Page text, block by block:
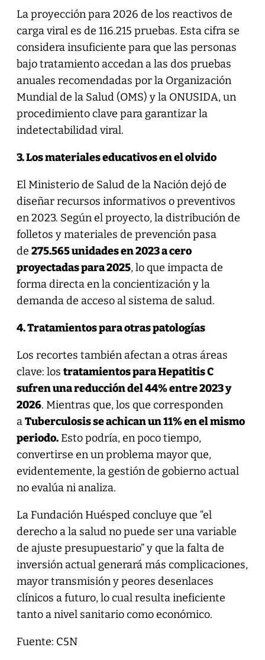
La proyección para 2026 de los reactivos de
carga viral es de 116.215 pruebas. Esta cifra se
considera insuficiente para que las personas
bajo tratamiento accedan a las dos pruebas
anuales recomendadas por la Organización
Mundial de la Salud (OMS) y la ONUSIDA, un
procedimiento clave para garantizar la
indetectabilidad viral.
3. Los materiales educativos en el olvido
El Ministerio de Salud de la Nación dejó de
diseñar recursos informativos o preventivos
en 2023. Según el proyecto, la distribución de
folletos y materiales de prevención pasa
de 275.565 unidades en 2023 a cero
proyectadas para 2025, lo que impacta de
forma directa en la concientización y la
demanda de acceso al sistema de salud.
4. Tratamientos para otras patologías
Los recortes también afectan a otras áreas
clave: los tratamientos para Hepatitis C
sufren una reducción del 44% entre 2023 y
2026. Mientras que, los que corresponden
aTuberculosis se achican un 11% en el mismo
periodo.Esto podría, en poco tiempo,
convertirse en un problema mayor que,
evidentemente, la gestión de gobierno actual
no evalúa ni analiza.
La Fundación Huésped concluye que “el
derecho a la salud no puede ser una variable
de ajuste presupuestario” y que la falta de
inversión actual generará más complicaciones,
mayor transmisión y peores desenlaces
clínicos a futuro, lo cual resulta ineficiente
tanto a nivel sanitario como económico.
Fuente: C5N